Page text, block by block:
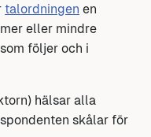
talordningen en
eller mindre
följer och i
hälsar alla
skålar för